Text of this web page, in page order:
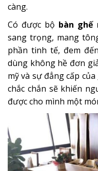
càng.
Có được bộ bàn ghế
sang trọng, mang
phần tinh tế, đem
dùng không hề đơn
mỹ và sự đẳng cấp của
chắc chắn sẽ khiến
được cho mình một